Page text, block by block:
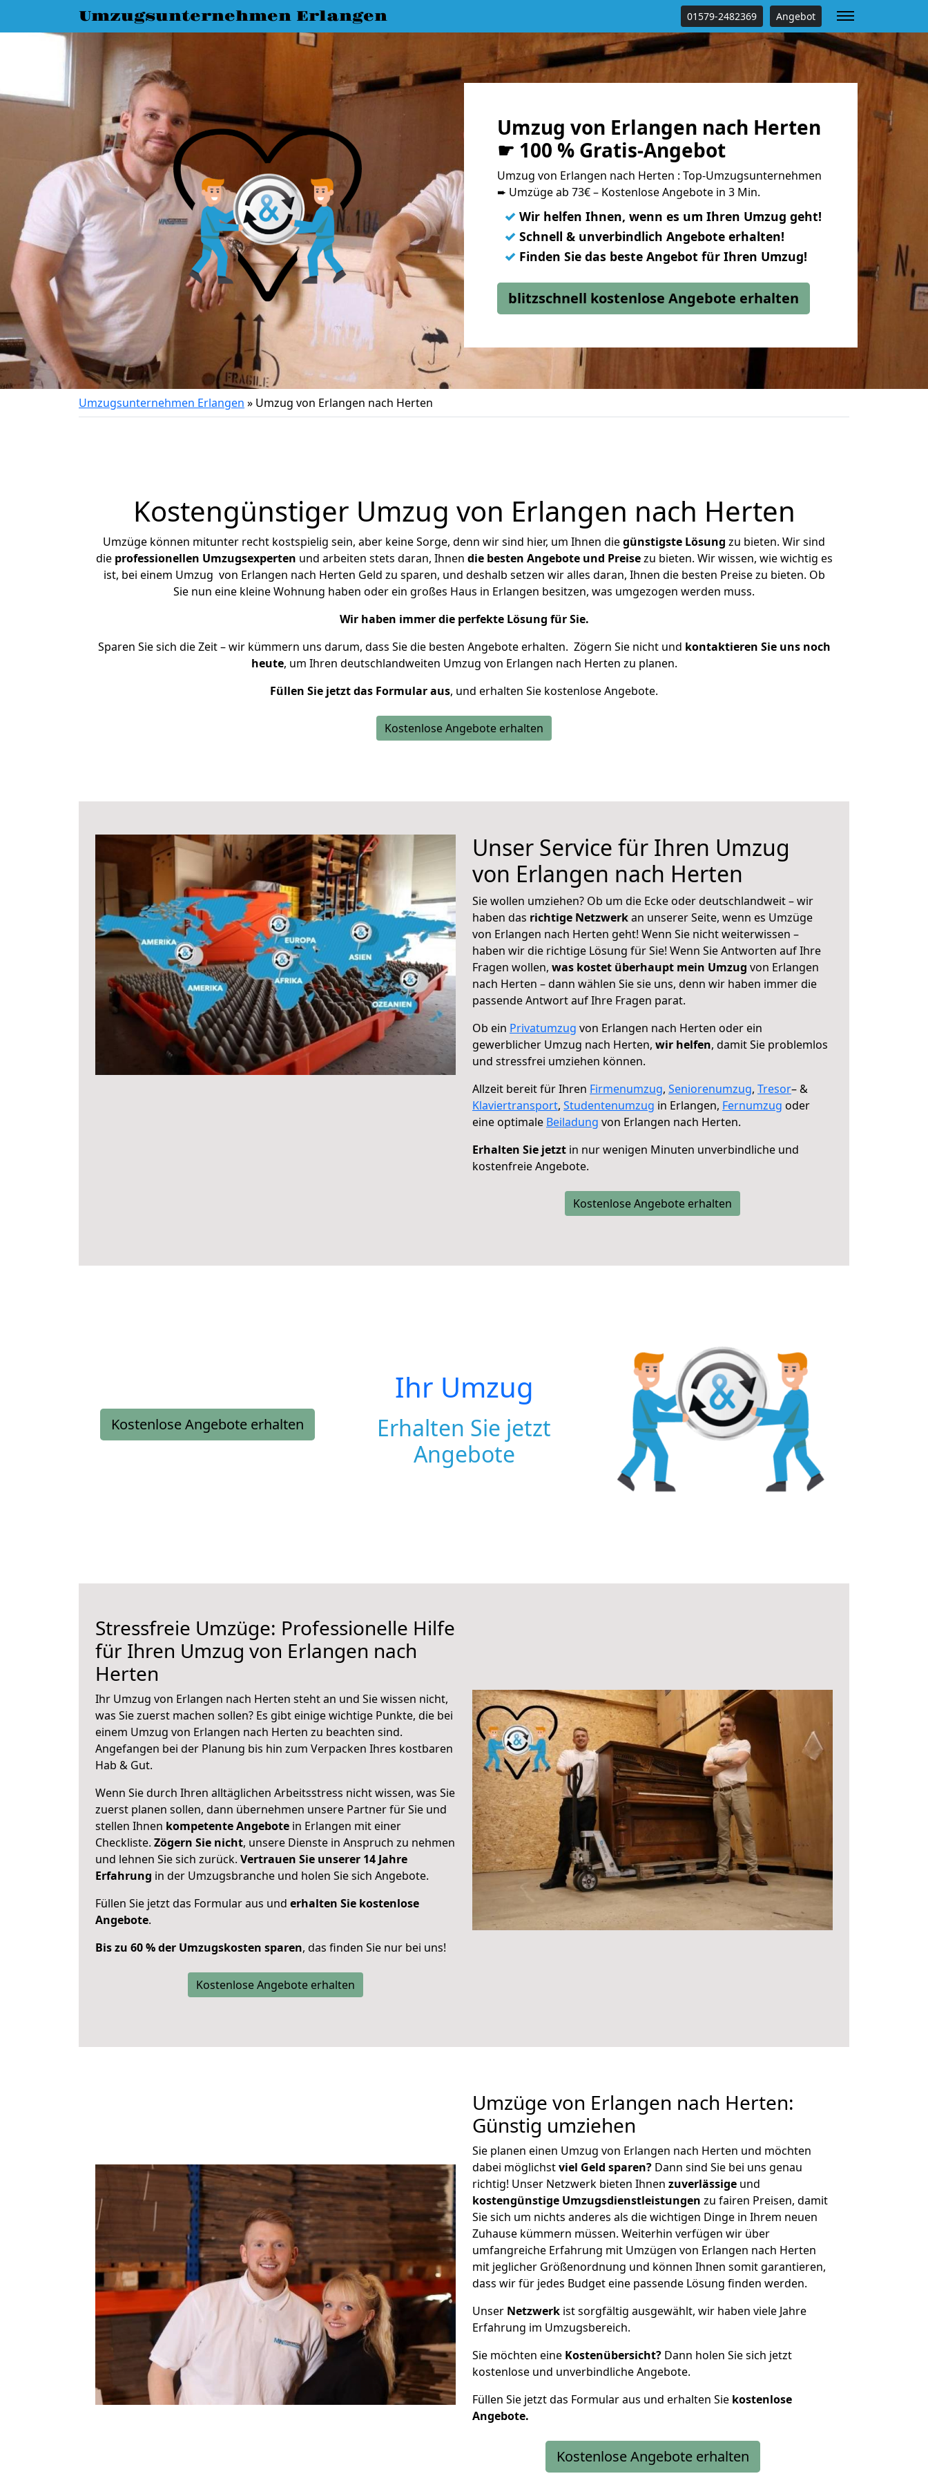
Umzugsunternehmen Erlangen 01579-2482369 Angebot
Umzug von Erlangen nach Herten
☛ 100 % Gratis-Angebot
Umzug von Erlangen nach Herten : Top-Umzugsunternehmen
➨ Umzüge ab 73€ – Kostenlose Angebote in 3 Min.
✓ Wir helfen Ihnen, wenn es um Ihren Umzug geht!
✓ Schnell & unverbindlich Angebote erhalten!
✓ Finden Sie das beste Angebot für Ihren Umzug!
blitzschnell kostenlose Angebote erhalten
Umzugsunternehmen Erlangen » Umzug von Erlangen nach Herten
Kostengünstiger Umzug von Erlangen nach Herten
Umzüge können mitunter recht kostspielig sein, aber keine Sorge, denn wir sind hier, um Ihnen diegünstigste Lösung zu bieten. Wir sind
die professionellen Umzugsexperten und arbeiten stets daran, Ihnen die besten Angebote und Preisezu bieten. Wir wissen, wie wichtig es
ist, bei einem Umzug von Erlangen nach Herten Geld zu sparen, und deshalb setzen wir alles daran, Ihnen die besten Preise zu bieten. Ob
Sie nun eine kleine Wohnung haben oder ein großes Haus in Erlangen besitzen, was umgezogen werden muss.
Wir haben immer die perfekte Lösung für Sie.
Sparen Sie sich die Zeit – wir kümmern uns darum, dass Sie die besten Angebote erhalten. Zögern Sie nicht und kontaktieren Sie uns noch
heute, um Ihren deutschlandweiten Umzug von Erlangen nach Herten zu planen.
Füllen Sie jetzt das Formular aus, und erhalten Sie kostenlose Angebote.
Kostenlose Angebote erhalten
Unser Service für Ihren Umzug
von Erlangen nach Herten
Sie wollen umziehen? Ob um die Ecke oder deutschlandweit – wir
haben das richtige Netzwerkan unserer Seite, wenn es Umzüge
von Erlangen nach Herten geht! Wenn Sie nicht weiterwissen –
haben wir die richtige Lösung für Sie! Wenn Sie Antworten auf Ihre
Fragen wollen, was kostet überhaupt mein Umzug von Erlangen
nach Herten – dann wählen Sie sie uns, denn wir haben immer die
passende Antwort auf Ihre Fragen parat.
Ob ein Privatumzug von Erlangen nach Herten oder ein
gewerblicher Umzug nach Herten, wir helfen, damit Sie problemlos
und stressfrei umziehen können.
Allzeit bereit für Ihren Firmenumzug, Seniorenumzug, Tresor– &
Klaviertransport, Studentenumzug in Erlangen, Fernumzug oder
eine optimale Beiladung von Erlangen nach Herten.
Erhalten Sie jetzt in nur wenigen Minuten unverbindliche und
kostenfreie Angebote.
Kostenlose Angebote erhalten
Kostenlose Angebote erhalten
Ihr Umzug
Erhalten Sie jetzt
Angebote
Stressfreie Umzüge: Professionelle Hilfe
für Ihren Umzug von Erlangen nach
Herten
Ihr Umzug von Erlangen nach Herten steht an und Sie wissen nicht,
was Sie zuerst machen sollen? Es gibt einige wichtige Punkte, die bei
einem Umzug von Erlangen nach Herten zu beachten sind.
Angefangen bei der Planung bis hin zum Verpacken Ihres kostbaren
Hab & Gut.
Wenn Sie durch Ihren alltäglichen Arbeitsstress nicht wissen, was Sie
zuerst planen sollen, dann übernehmen unsere Partner für Sie und
stellen Ihnen kompetente Angebote in Erlangen mit einer
Checkliste. Zögern Sie nicht, unsere Dienste in Anspruch zu nehmen
und lehnen Sie sich zurück. Vertrauen Sie unserer 14 Jahre
Erfahrung in der Umzugsbranche und holen Sie sich Angebote.
Füllen Sie jetzt das Formular aus und erhalten Sie kostenlose
Angebote.
Bis zu 60 % der Umzugskosten sparen, das finden Sie nur bei uns!
Kostenlose Angebote erhalten
Umzüge von Erlangen nach Herten:
Günstig umziehen
Sie planen einen Umzug von Erlangen nach Herten und möchten
dabei möglichstviel Geld sparen? Dann sind Sie bei uns genau
richtig! Unser Netzwerk bieten Ihnen zuverlässige und
kostengünstige Umzugsdienstleistungen zu fairen Preisen, damit
Sie sich um nichts anderes als die wichtigen Dinge in Ihrem neuen
Zuhause kümmern müssen. Weiterhin verfügen wir über
umfangreiche Erfahrung mit Umzügen von Erlangen nach Herten
mit jeglicher Größenordnung und können Ihnen somit garantieren,
dass wir für jedes Budget eine passende Lösung finden werden.
Unser Netzwerk ist sorgfältig ausgewählt, wir haben viele Jahre
Erfahrung im Umzugsbereich.
Sie möchten eine Kostenübersicht? Dann holen Sie sich jetzt
kostenlose und unverbindliche Angebote.
Füllen Sie jetzt das Formular aus und erhalten Sie kostenlose
Angebote.
Kostenlose Angebote erhalten